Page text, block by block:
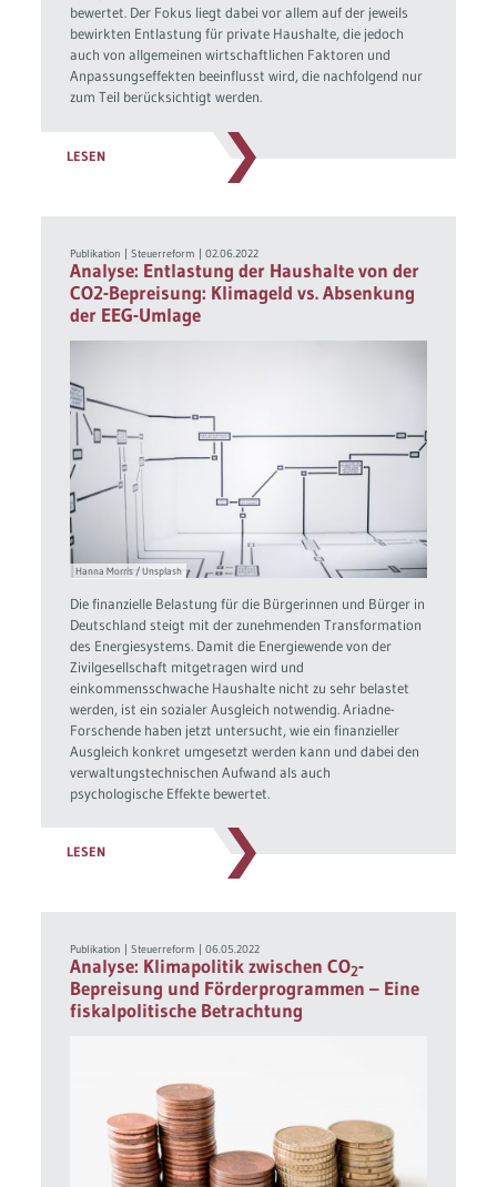
bewertet. Der Fokus liegt dabei vor allem auf der jeweils
bewirkten Entlastung für private Haushalte, die jedoch
auch von allgemeinen wirtschaftlichen Faktoren und
Anpassungseffekten beeinflusst wird, die nachfolgend nur
zum Teil berücksichtigt werden.
LESEN
Publikation |Steuerreform |02.06.2022
Analyse: Entlastung der Haushalte von der
CO2-Bepreisung: Klimageld vs. Absenkung
der EEG-Umlage
Hanna Morris / Unsplash
Die finanzielle Belastung für die Bürgerinnen und Bürger in
Deutschland steigt mit der zunehmenden Transformation
des Energiesystems. Damit die Energiewende von der
Zivilgesellschaft mitgetragen wird und
einkommensschwache Haushalte nicht zu sehr belastet
werden, ist ein sozialer Ausgleich notwendig. Ariadne-
Forschende haben jetzt untersucht, wie ein finanzieller
Ausgleich konkret umgesetzt werden kann und dabei den
verwaltungstechnischen Aufwand als auch
psychologische Effekte bewertet.
LESEN
Publikation |Steuerreform |06.05.2022
Analyse: Klimapolitik zwischen CO2-
Bepreisung und Förderprogrammen – Eine
fiskalpolitische Betrachtung